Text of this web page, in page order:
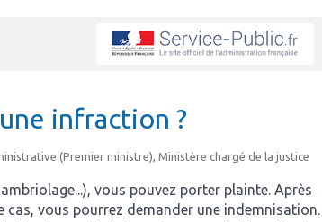
infraction ?
(Premier ministre), Ministère chargé de la justice
vous pouvez porter plainte. Après
vous pourrez demander une indemnisation.